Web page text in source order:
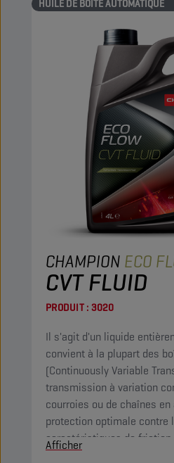
HUILE DE BOÎTE AUTOMATIQUE
CHAMPION ECO
CVT FLUID
PRODUIT : 3020
Il s'agit d'un liquide
convient à la plupart des
(Continuously Variable
transmission à variation
courroies ou de chaînes
protection optimale contre
caractéristiques de friction
Afficher